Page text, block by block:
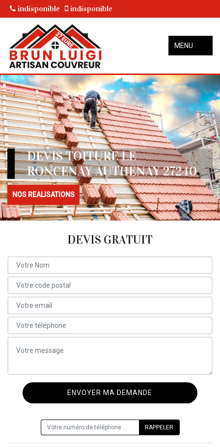
indisponible indisponible
MENU
DEVIS TOITURE LE
RONCENAY AUTHENAY 27240
NOS REALISATIONS
DEVIS GRATUIT